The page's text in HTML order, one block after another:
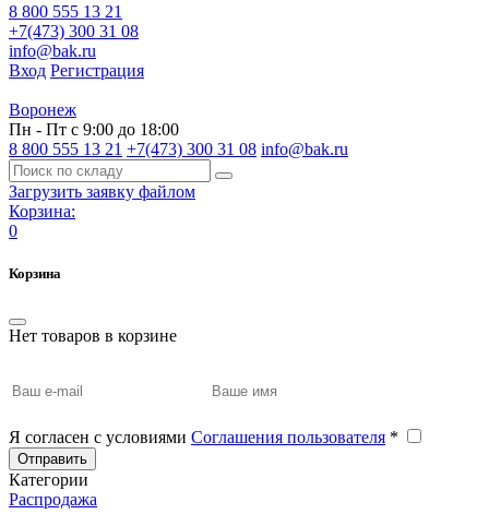
8 800 555 13 21
+7(473) 300 31 08
info@bak.ru
Вход Регистрация
Воронеж
Пн - Пт с 9:00 до 18:00
8 800 555 13 21 +7(473) 300 31 08 info@bak.ru
Загрузить заявку файлом
Корзина:
0
Корзина
Нет товаров в корзине
Я согласен с условиями Соглашения пользователя *
Отправить
Категории
Распродажа